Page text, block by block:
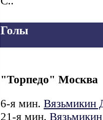
Голы
"Торпедо" Москва
6-я мин. Вязьмикин
21-я мин.